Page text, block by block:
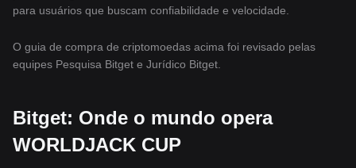
para usuários que buscam confiabilidade e velocidade.
O guia de compra de criptomoedas acima foi revisado pelas
equipes Pesquisa Bitget e Jurídico Bitget.
Bitget: Onde o mundo opera
WORLDJACK CUP